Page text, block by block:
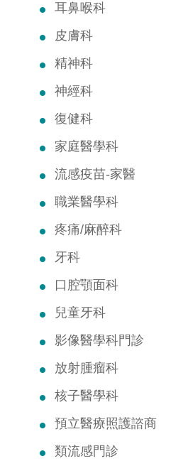
耳鼻喉科
皮膚科
精神科
神經科
復健科
家庭醫學科
流感疫苗-家醫
職業醫學科
疼痛/麻醉科
牙科
口腔顎面科
兒童牙科
影像醫學科門診
放射腫瘤科
核子醫學科
預立醫療照護諮商
類流感門診